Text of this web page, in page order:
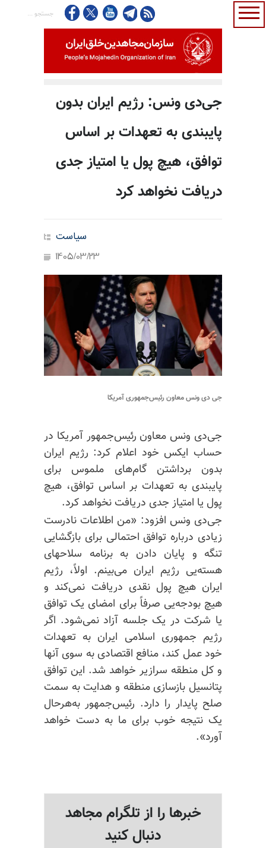
جی‌دی ونس: رژیم ایران بدون
پایبندی به تعهدات بر اساس
توافق، هیچ پول یا امتیاز جدی
دریافت نخواهد کرد
سیاست
1405/03/23
جی دی ونس معاون رئیس‌جمهوری آمریکا
جی‌دی ونس معاون رئیس‌جمهور آمریکا در
حساب ایکس خود اعلام کرد: رژیم ایران
بدون برداشتن گام‌های ملموس برای
پایبندی به تعهدات بر اساس توافق، هیچ
پول یا امتیاز جدی دریافت نخواهد کرد.
جی‌دی ونس افزود: «من اطلاعات نادرست
زیادی درباره توافق احتمالی برای بازگشایی
تنگه و پایان دادن به برنامه سلاحهای
هسته‌یی رژیم ایران می‌بینم. اولاً، رژیم
ایران هیچ پول نقدی دریافت نمی‌کند و
هیچ بودجه‌یی صرفاً برای امضای یک توافق
یا شرکت در یک جلسه آزاد نمی‌شود. اگر
رژیم جمهوری اسلامی ایران به تعهدات
خود عمل کند، منافع اقتصادی به سوی آنها
و کل منطقه سرازیر خواهد شد. این توافق
پتانسیل بازسازی منطقه و هدایت به سمت
صلح پایدار را دارد. رئیس‌جمهور به‌هرحال
یک نتیجه خوب برای ما به دست خواهد
آورد».
خبرها را از تلگرام مجاهد
دنبال کنید